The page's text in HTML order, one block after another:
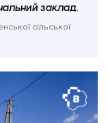
заклад.
сільської